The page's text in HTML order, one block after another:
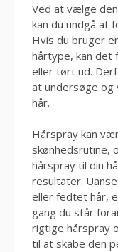
Ved at vælge
kan du undgå at
Hvis du bruger
hårtype, kan
eller tørt ud.
at undersøge
hår.
Hårspray kan
skønhedsrutine,
hårspray til din
resultater.
eller fedtet hår,
gang du står
rigtige hårspray
til at skabe den